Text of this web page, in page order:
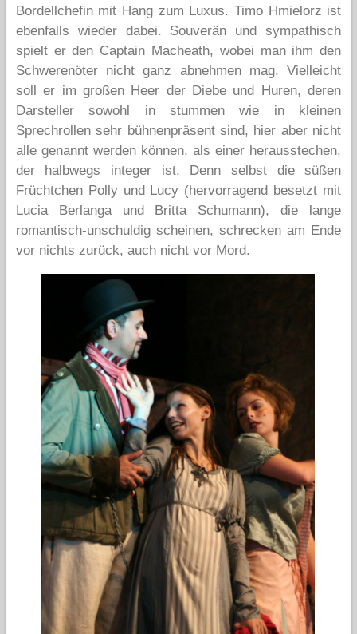
Bordellchefin mit Hang zum Luxus. Timo Hmielorz ist
ebenfalls wieder dabei. Souverän und sympathisch
spielt er den Captain Macheath, wobei man ihm den
Schwerenöter nicht ganz abnehmen mag. Vielleicht
soll er im großen Heer der Diebe und Huren, deren
Darsteller sowohl in stummen wie in kleinen
Sprechrollen sehr bühnenpräsent sind, hier aber nicht
alle genannt werden können, als einer herausstechen,
der halbwegs integer ist. Denn selbst die süßen
Früchtchen Polly und Lucy (hervorragend besetzt mit
Lucia Berlanga und Britta Schumann), die lange
romantisch-unschuldig scheinen, schrecken am Ende
vor nichts zurück, auch nicht vor Mord.